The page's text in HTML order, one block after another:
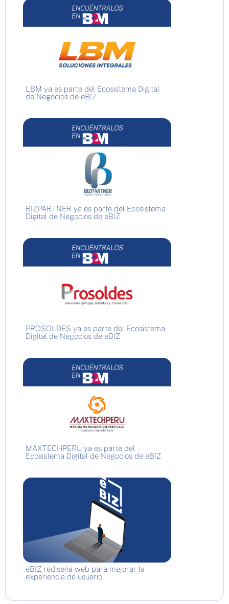
LBM ya es parte del Ecosistema Digital
de Negocios de eBIZ
BIZPARTNER ya es parte del Ecosistema
Digital de Negocios de eBIZ
PROSOLDES ya es parte del Ecosistema
Digital de Negocios de eBIZ
MAXTECHPERU ya es parte del
Ecosistema Digital de Negocios de eBIZ
eBIZ rediseña web para mejorar la
experiencia de usuario